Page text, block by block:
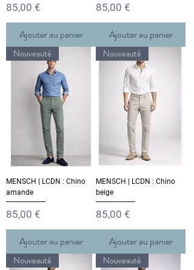
Prix
85,00 €
Ajouter au panier
Prix
85,00 €
Ajouter au panier
Nouveauté
MENSCH | LCDN : Chino
amande
Prix
85,00 €
Ajouter au panier
Nouveauté
MENSCH | LCDN : Chino
beige
Prix
85,00 €
Ajouter au panier
Nouveauté Nouveauté